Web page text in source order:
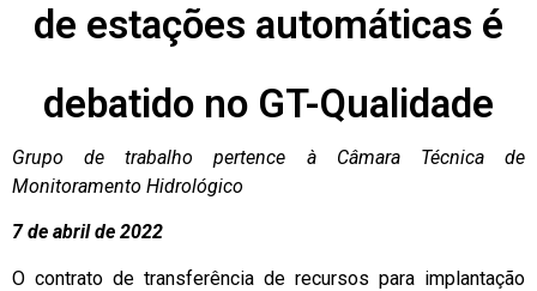
de estações automáticas é
debatido no GT-Qualidade
Grupo de trabalho pertence à Câmara Técnica de
Monitoramento Hidrológico
7 de abril de 2022
O contrato de transferência de recursos para implantação